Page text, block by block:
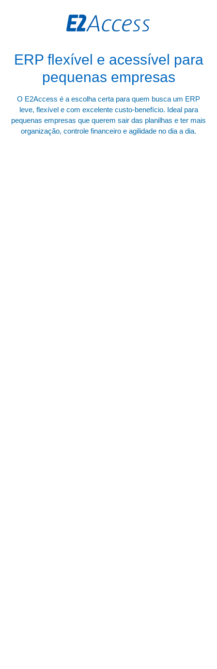
ERP flexível e acessível para
pequenas empresas
O E2Access é a escolha certa para quem busca um ERP
leve, flexível e com excelente custo-benefício. Ideal para
pequenas empresas que querem sair das planilhas e ter mais
organização, controle financeiro e agilidade no dia a dia.